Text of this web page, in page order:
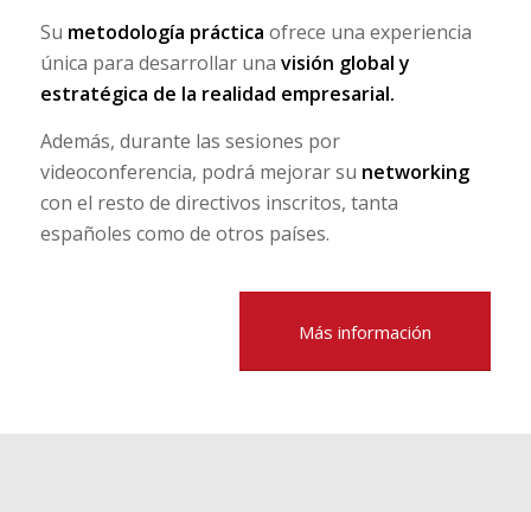
Su metodología práctica ofrece una experiencia
única para desarrollar una visión global y
estratégica de la realidad empresarial.
Además, durante las sesiones por
videoconferencia, podrá mejorar su networking
con el resto de directivos inscritos, tanta
españoles como de otros países.
Más información